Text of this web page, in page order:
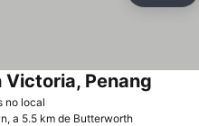
no local
Victoria, Penang
a 5.5 km de Butterworth